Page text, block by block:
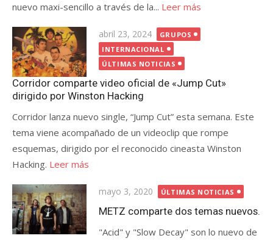
nuevo maxi-sencillo a través de la... Leer más
Publicada
el
abril 23, 2024
GRUPOS
INTERNACIONAL
ÚLTIMAS NOTICIAS
Corridor comparte video oficial de «Jump Cut»
dirigido por Winston Hacking
Corridor lanza nuevo single, “Jump Cut” esta semana. Este
tema viene acompañado de un videoclip que rompe
esquemas, dirigido por el reconocido cineasta Winston
Hacking. Leer más
Publicada
el
mayo 3, 2020 ÚLTIMAS NOTICIAS
METZ comparte dos temas nuevos.
"Acid" y "Slow Decay" son lo nuevo de